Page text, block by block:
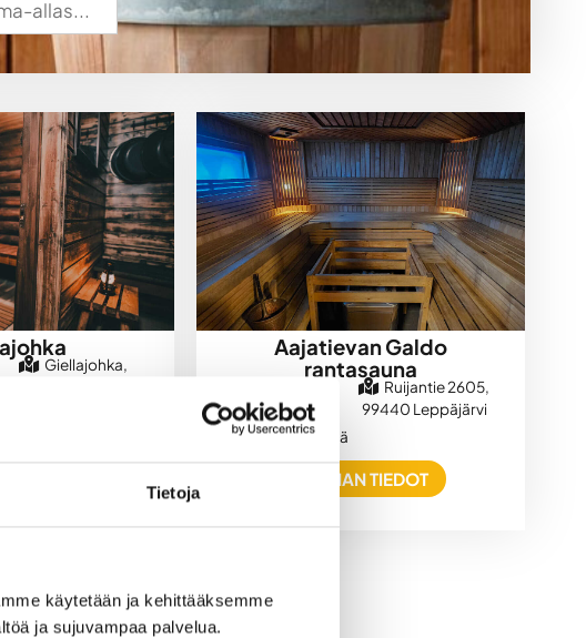
Tietoja
käytetään ja kehittääksemme
ja sujuvampaa palvelua.
Giellajohka,
Aajatievan Galdo
rantasauna
Sähkösauna1-20
henkilöä
Ruijantie 2605,
99440 Leppäjärvi
SAUNAN TIEDOT